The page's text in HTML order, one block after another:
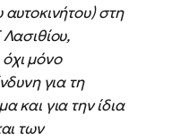
στη
μόνο
για τη
και για την ίδια
των